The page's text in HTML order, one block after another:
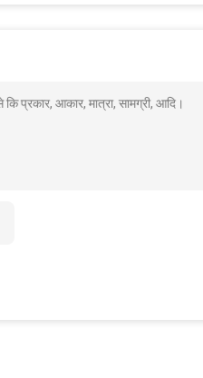
आकार, मात्रा, सामग्री, आदि।